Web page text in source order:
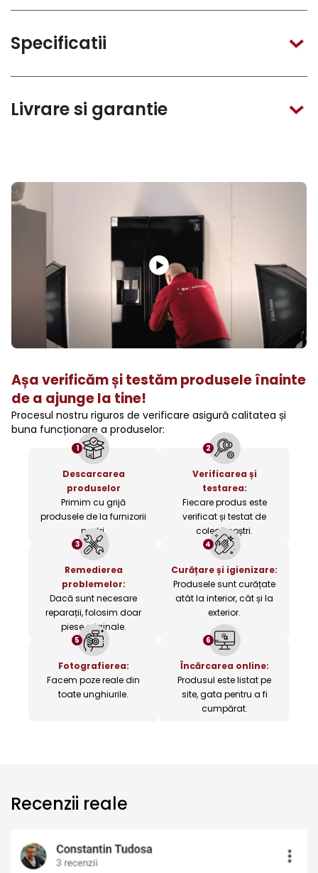
Specificatii
Livrare si garantie
Așa verificăm și testăm produsele înainte
de a ajunge la tine!
Procesul nostru riguros de verificare asigură calitatea și
buna funcționare a produselor:
1
Descarcarea
produselor
Primim cu grijă
produsele de la furnizorii
noștri.
2
Verificarea și
testarea:
Fiecare produs este
verificat și testat de
colegii noștri.
3
Remedierea
problemelor:
Dacă sunt necesare
reparații, folosim doar
piese originale.
4
Curățare și igienizare:
Produsele sunt curățate
atât la interior, cât și la
exterior.
5
Fotografierea:
Facem poze reale din
toate unghiurile.
6
Încărcarea online:
Produsul este listat pe
site, gata pentru a fi
cumpărat.
Recenzii reale